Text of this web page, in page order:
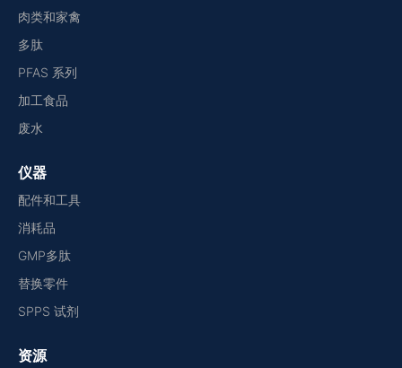
肉类和家禽
多肽
PFAS 系列
加工食品
废水
仪器
配件和工具
消耗品
GMP多肽
替换零件
SPPS 试剂
资源